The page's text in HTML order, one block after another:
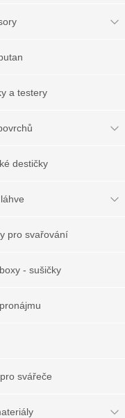
a testery
destičky
pro svařování
- sušičky
svářeče